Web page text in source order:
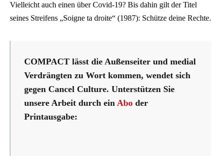
Vielleicht auch einen über Covid-19? Bis dahin gilt der Titel
seines Streifens „Soigne ta droite“ (1987): Schütze deine Rechte.
COMPACT lässt die Außenseiter und medial
Verdrängten zu Wort kommen, wendet sich
gegen Cancel Culture. Unterstützen Sie
unsere Arbeit durch ein Abo der
Printausgabe: